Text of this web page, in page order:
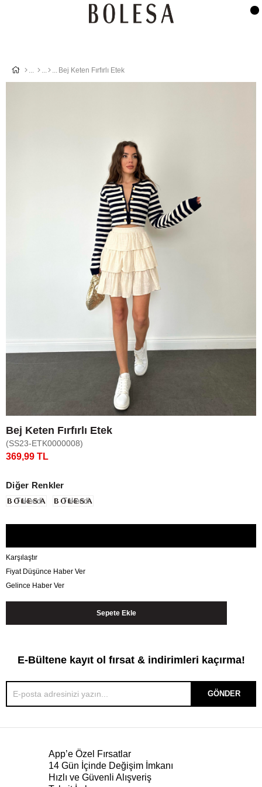
Bej Keten Fırfırlı Etek
Bej Keten Fırfırlı Etek
(SS23-ETK0000008)
369,99 TL
Diğer Renkler
Tükendi Tükendi
Karşılaştır
Fiyat Düşünce Haber Ver
Gelince Haber Ver
E-Bültene kayıt ol fırsat & indirimleri kaçırma!
GÖNDER
App’e Özel Fırsatlar
14 Gün İçinde Değişim İmkanı
Hızlı ve Güvenli Alışveriş